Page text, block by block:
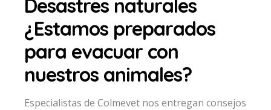
Desastres naturales
¿Estamos preparados
para evacuar con
nuestros animales?
Especialistas de Colmevet nos entregan consejos